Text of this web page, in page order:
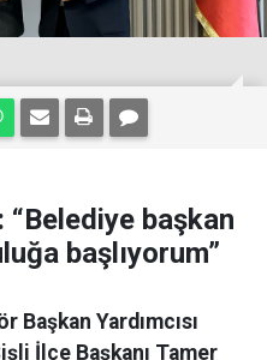
“Belediye başkan
başlıyorum”
Yardımcısı
İlçe Başkanı Tamer